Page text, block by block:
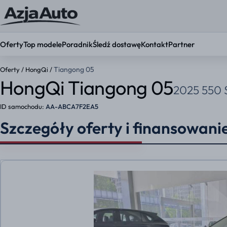
OfertyTop modelePoradnikŚledź dostawęKontaktPartner
KONFIGURATOR
Ustaw
36 mies. 48
Oferty / HongQi /Tiangong 05
HongQi Tiangong 052025 550
ID samochodu: AA-ABCA7F2EA5
Szczegóły oferty i